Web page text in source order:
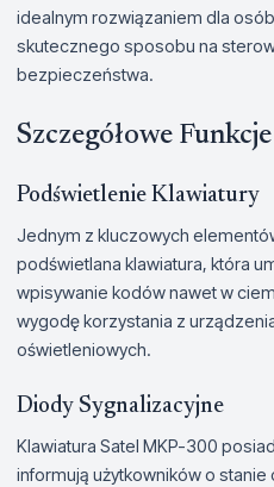
idealnym rozwiązaniem dla
skutecznego sposobu na
bezpieczeństwa.
Szczegółowe Funkcje
Podświetlenie Klawiatury
Jednym z kluczowych
podświetlana klawiatura, która
wpisywanie kodów nawet w
wygodę korzystania z
oświetleniowych.
Diody Sygnalizacyjne
Klawiatura Satel MKP-300
informują użytkowników o stanie